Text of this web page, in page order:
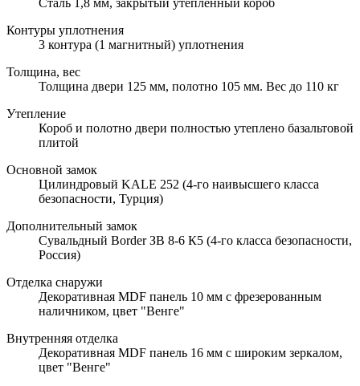
Контуры уплотнения
3 контура (1 магнитный) уплотнения
Толщина, вес
Толщина двери 125 мм, полотно 105 мм. Вес до 110 кг
Утепление
Короб и полотно двери полностью утеплено базальтовой
плитой
Основной замок
Цилиндровый KALE 252 (4-го наивысшего класса
безопасности, Турция)
Дополнительный замок
Сувальдный Border ЗВ 8-6 К5 (4-го класса безопасности,
Россия)
Отделка снаружи
Декоративная MDF панель 10 мм с фрезерованным
наличником, цвет "Венге"
Внутренняя отделка
Декоративная MDF панель 16 мм с широким зеркалом,
цвет "Венге"